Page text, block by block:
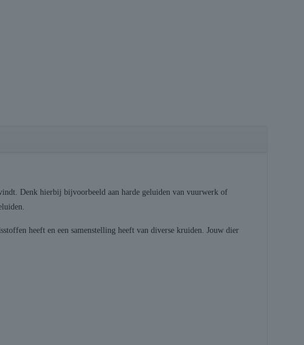
Denk hierbij bijvoorbeeld aan harde geluiden van vuurwerk of
heeft en een samenstelling heeft van diverse kruiden. Jouw dier